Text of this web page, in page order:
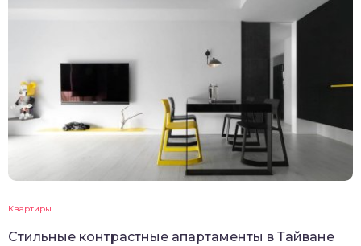
Квартиры
Стильные контрастные апартаменты в Тайване